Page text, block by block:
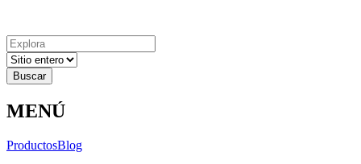
Resultados
para
MENÚ
ProductosBlog